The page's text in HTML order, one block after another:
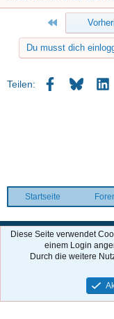
Du musst dich
Teilen: Facebook
Bluesky
Startseite
Deutsch
Kontakt
Community platform by
Diese Seite verwendet
einem Login
Durch die weitere